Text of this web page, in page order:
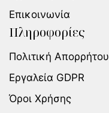
Επικοινωνία
Πληροφορίες
Πολιτική Απορρήτου
Εργαλεία GDPR
Όροι Χρήσης